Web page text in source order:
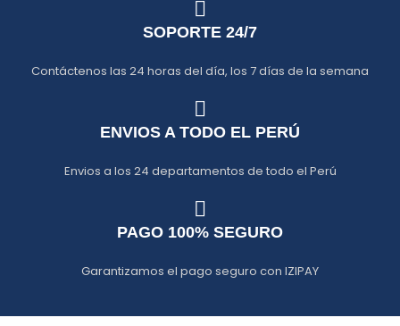
SOPORTE 24/7
Contáctenos las 24 horas del día, los 7 días de la semana
ENVIOS A TODO EL PERÚ
Envios a los 24 departamentos de todo el Perú
PAGO 100% SEGURO
Garantizamos el pago seguro con IZIPAY